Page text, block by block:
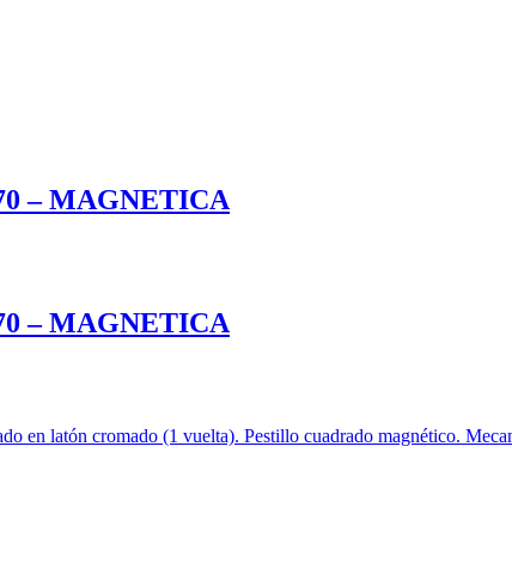
– MAGNETICA
– MAGNETICA
en latón cromado (1 vuelta). Pestillo cuadrado magnético.